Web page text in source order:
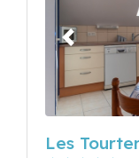
Précédent
Les